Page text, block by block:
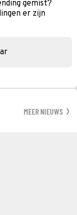
gemist?
er zijn
MEER NIEUWS